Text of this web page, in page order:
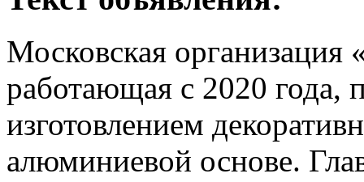
Московская
работающая с 2020 года,
изготовлением
алюминиевой основе.